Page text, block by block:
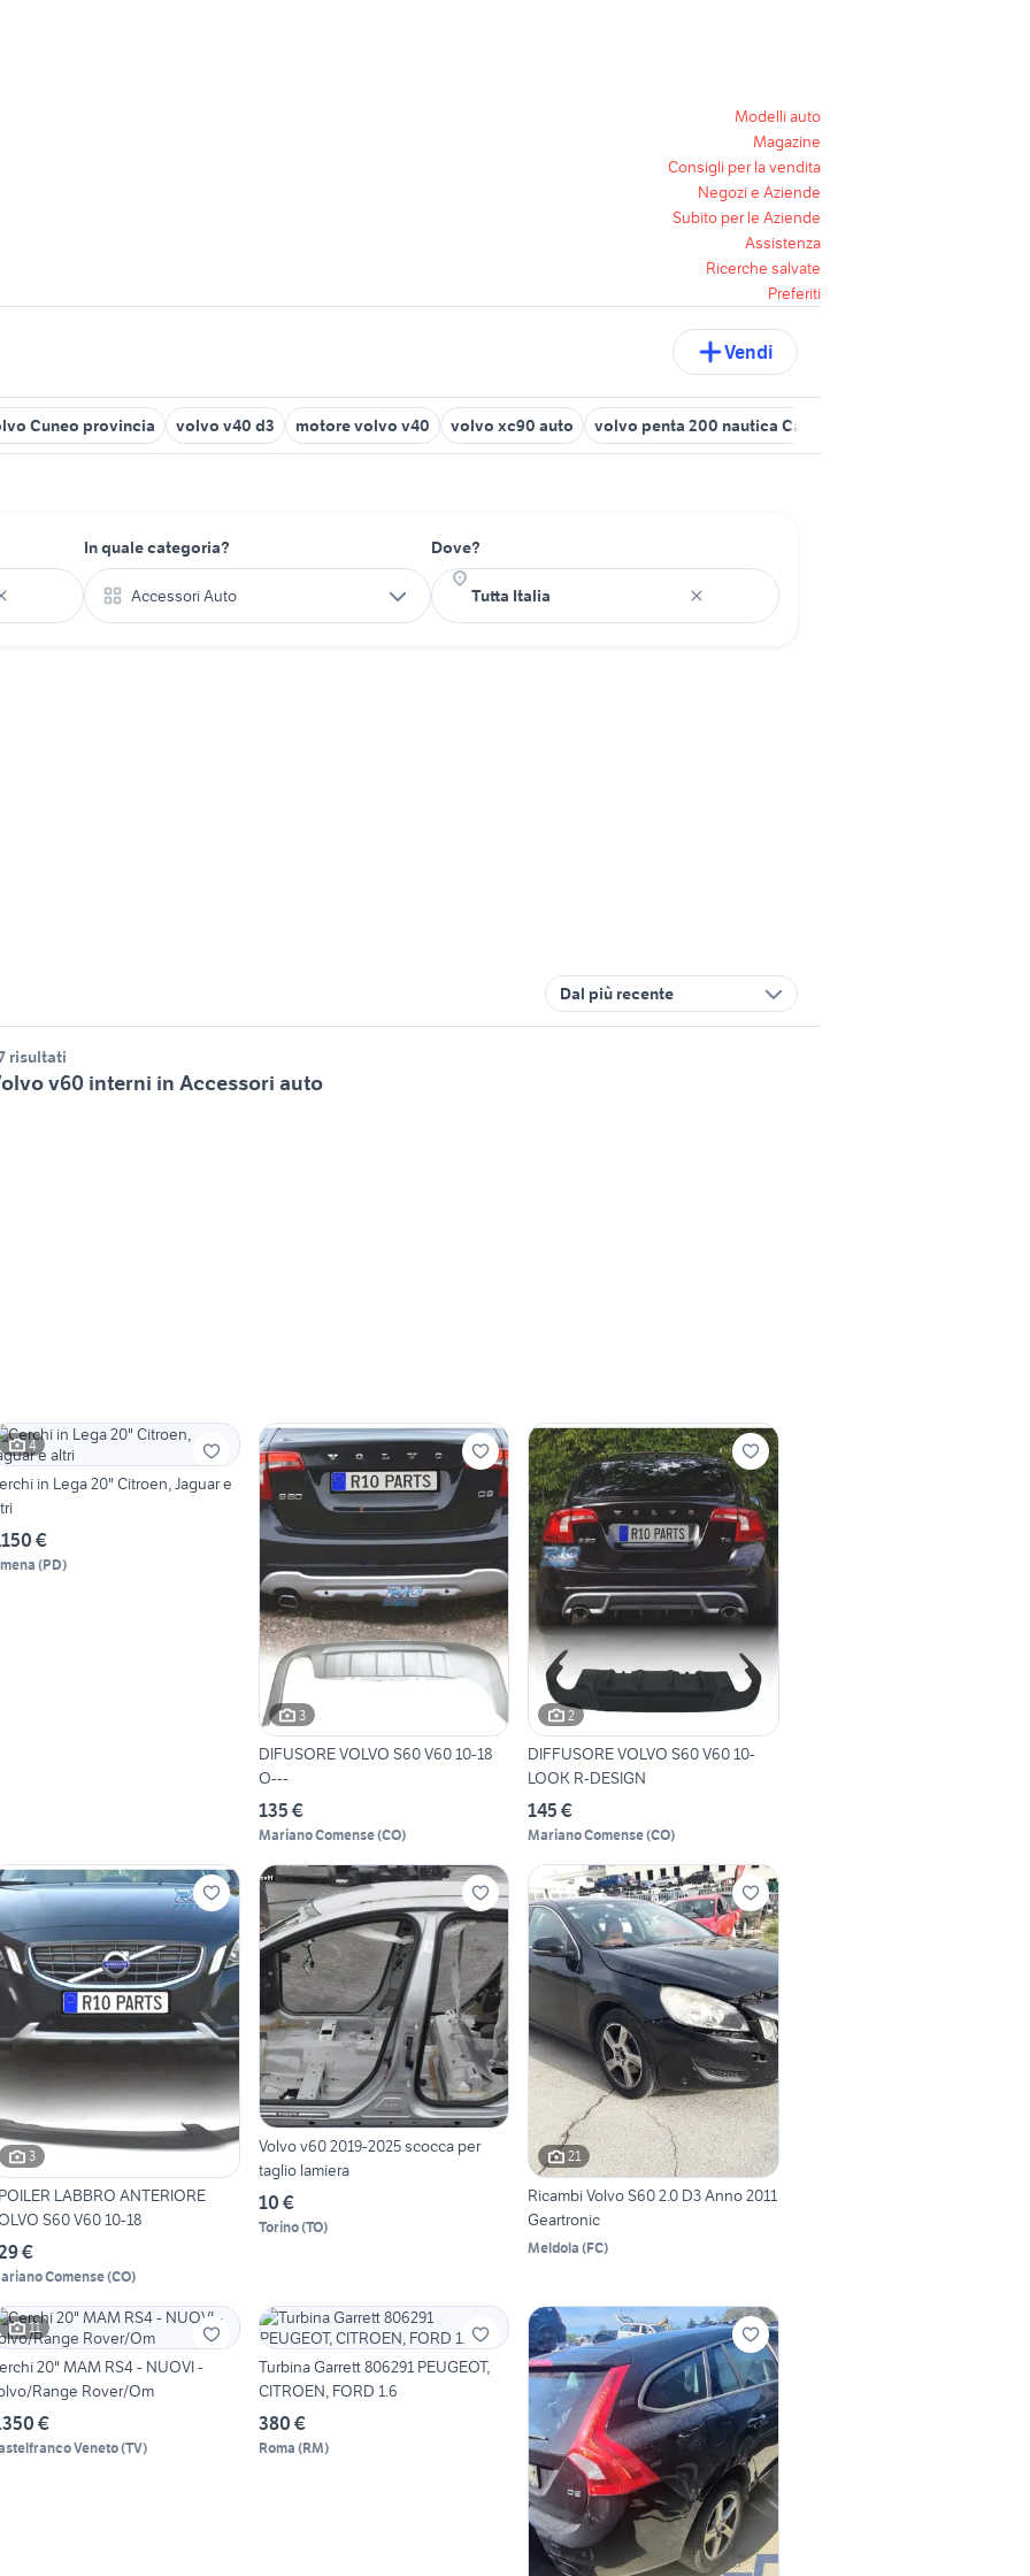
Modelli auto
Magazine
Consigli per la vendita
Negozi e Aziende
Subito per le Aziende
Assistenza
Ricerche salvate
Preferiti
Vendi
Cuneo provincia volvo v40 d3 motore volvo v40 volvo xc90 auto volvo penta 200 nautica Campania
In quale categoria?
Accessori Auto
Dove?
Dal più recente
risultati
v60 interni in Accessori auto
4
in Lega 20" Citroen, Jaguar e
€
(PD)
3
DIFUSORE VOLVO S60 V60 10-18
O---
135 €
Mariano Comense(CO)
2
DIFFUSORE VOLVO S60 V60 10-
LOOK R-DESIGN
145 €
Mariano Comense(CO)
3
LABBRO ANTERIORE
S60 V60 10-18
€
Comense(CO)
Volvo v60 2019-2025 scocca per
taglio lamiera
10 €
Torino(TO)
21
Ricambi Volvo S60 2.0 D3 Anno 2011
Geartronic
Meldola (FC)
11
20" MAM RS4 - NUOVI -
Range Rover/Om
€
Veneto(TV)
Turbina Garrett 806291 PEUGEOT,
CITROEN, FORD 1.6
380 €
Roma (RM)